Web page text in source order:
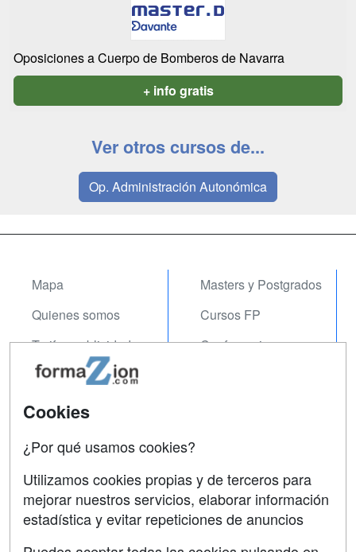
Oposiciones a Cuerpo de Bomberos de Navarra
+ info gratis
Ver otros cursos de...
Op. Administración Autonómica
Mapa
Quienes somos
Tarifas publicidad
Acceso Usuarios
Acceso Centros
Masters y Postgrados
Cursos FP
Conferencias
Contactar
Confidencialidad
Aviso legal
Cookies
¿Por qué usamos cookies?
Utilizamos cookies propias y de terceros para
mejorar nuestros servicios, elaborar información
estadística y evitar repeticiones de anuncios